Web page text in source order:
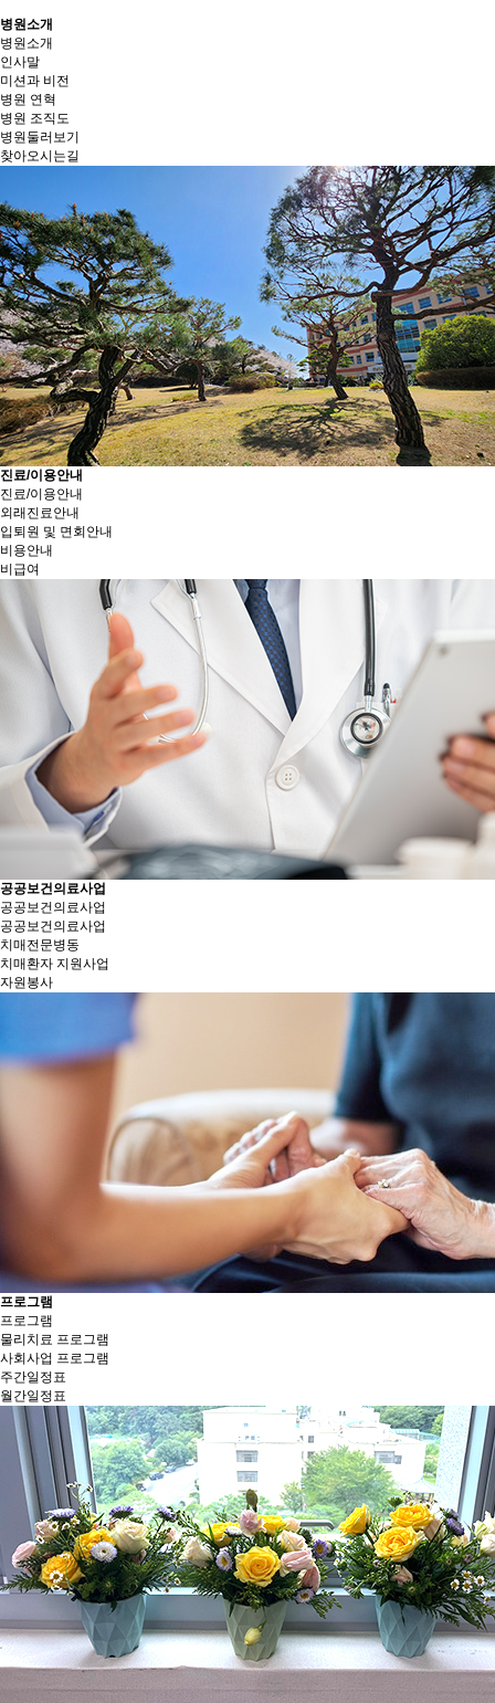
병원소개
병원소개
인사말
미션과 비전
병원 연혁
병원 조직도
병원둘러보기
찾아오시는길
진료/이용안내
진료/이용안내
외래진료안내
입퇴원 및 면회안내
비용안내
비급여
공공보건의료사업
공공보건의료사업
공공보건의료사업
치매전문병동
치매환자 지원사업
자원봉사
프로그램
프로그램
물리치료 프로그램
사회사업 프로그램
주간일정표
월간일정표